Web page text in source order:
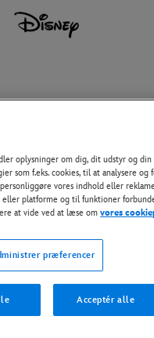
oplysninger om dig, dit udstyr og
som f.eks. cookies, til at analysere og
vores indhold eller
eller platforme og til funktioner
at vide ved at læse omvores
præferencer
Acceptér alle